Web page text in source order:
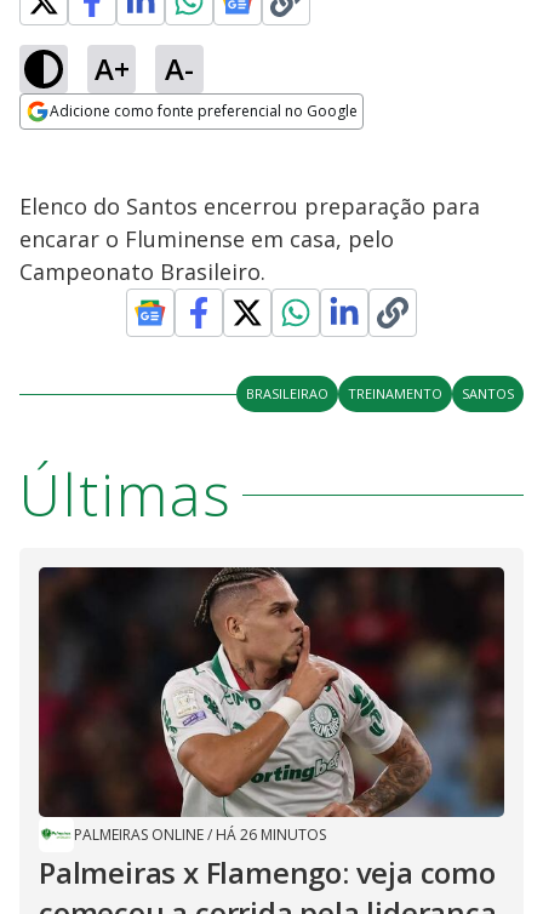
A+ A-
Adicione como fonte preferencial no Google
Elenco do Santos encerrou preparação para
encarar o Fluminense em casa, pelo
Campeonato Brasileiro.
BRASILEIRAO TREINAMENTO SANTOS
Últimas
PALMEIRAS ONLINE/ HÁ 26 MINUTOS
Palmeiras x Flamengo: veja como